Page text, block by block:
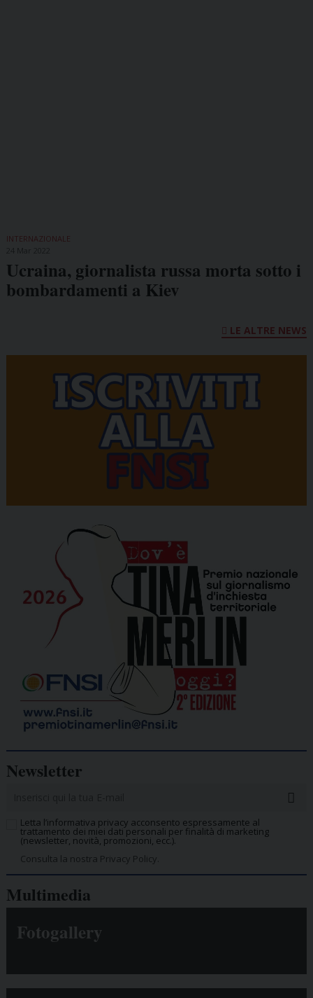
INTERNAZIONALE
Ucraina, giornalista russa morta sotto i
bombardamenti a Kiev
LE ALTRE NEWS
Newsletter
Letta l’informativa privacy acconsento espressamente al
trattamento dei miei dati personali per finalità di marketing
(newsletter, novità, promozioni, ecc.).
Consulta la nostra Privacy Policy.
Multimedia
Fotogallery